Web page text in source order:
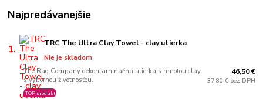
Najpredávanejšie
1. TRC The Ultra Clay Towel - clay utierka
The Rag Company dekontaminačná utierka s hmotou clay
s výbornou životnosťou.
Nie je skladom
TOP produkt
46,50 €
37,80 € bez DPH